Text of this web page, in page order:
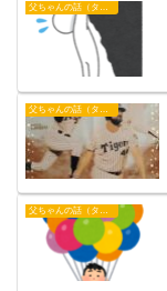
父ちゃんの話（タイガース）
父ちゃんの話（タイガース）